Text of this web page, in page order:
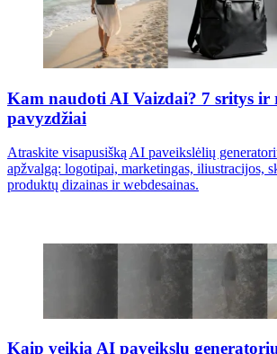
Kam naudoti AI Vaizdai? 7 sritys ir
pavyzdžiai
Atraskite visapusišką AI paveikslėlių
apžvalgą: logotipai, marketingas, iliustracijos,
produktų dizainas ir webdesainas.
Kaip veikia AI paveikslų